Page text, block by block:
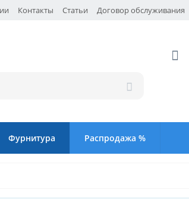
Контакты Статьи Договор обслуживания
Фурнитура Распродажа %